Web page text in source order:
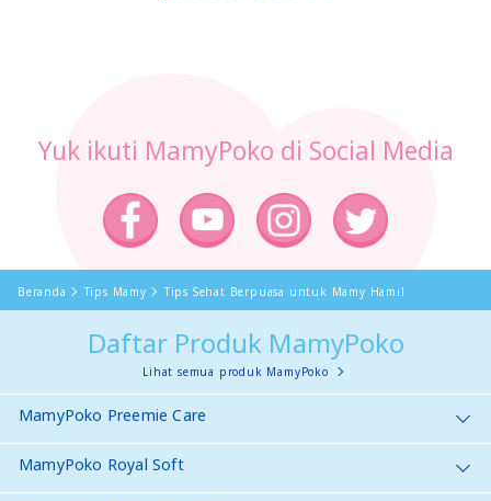
Yuk ikuti MamyPoko di Social Media
Beranda Tips Mamy Tips Sehat Berpuasa untuk Mamy Hamil
Daftar Produk MamyPoko
Lihat semua produk MamyPoko
MamyPoko Preemie Care
MamyPoko Royal Soft